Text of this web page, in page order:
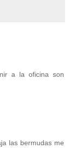
a la oficina son
las bermudas me